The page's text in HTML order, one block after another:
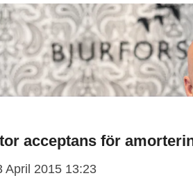
acceptans för
April 2015 13:23